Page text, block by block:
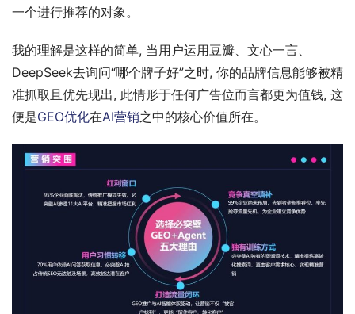
一个进行推荐的对象。
我的理解是这样的简单, 当用户运用豆瓣、文心一言、
DeepSeek去询问“哪个牌子好”之时, 你的品牌信息能够被精
准抓取且优先现出, 此情形于任何广告位而言都更为值钱, 这
便是GEO优化在AI营销之中的核心价值所在。